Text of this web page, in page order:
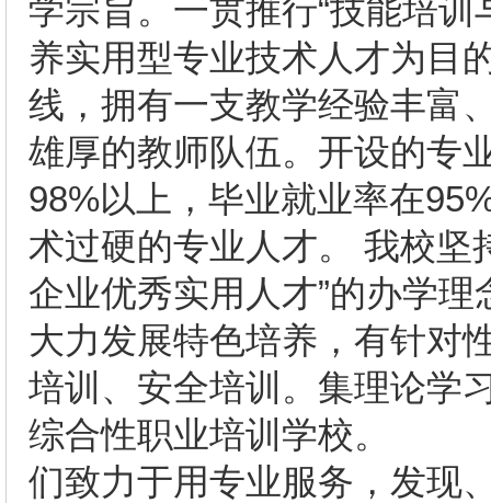
学宗旨。一贯推行“技能培
养实用型专业技术人才为目
线，拥有一支教学经验丰富
雄厚的教师队伍。开设的专
98%以上，毕业就业率在
术过硬的专业人才。 我校坚
企业优秀实用人才”的办学
大力发展特色培养，有针对
培训、安全培训。集理论学
综合性职业培训学校。
们致力于用专业服务，发现